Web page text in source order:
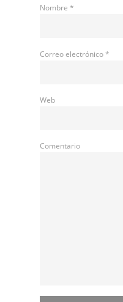
Nombre *
Correo electrónico*
Web
Comentario